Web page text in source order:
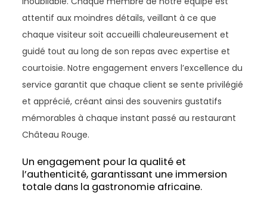
attentif aux moindres détails, veillant à ce que
chaque visiteur soit accueilli chaleureusement et
guidé tout au long de son repas avec expertise et
courtoisie. Notre engagement envers l’excellence du
service garantit que chaque client se sente privilégié
et apprécié, créant ainsi des souvenirs gustatifs
mémorables à chaque instant passé au restaurant
Château Rouge.
Un engagement pour la qualité et
l’authenticité, garantissant une immersion
totale dans la gastronomie africaine.